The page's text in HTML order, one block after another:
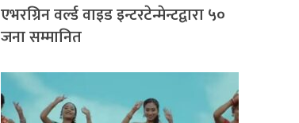
एभरग्रिन वर्ल्ड वाइड इन्टरटेन्मेन्टद्वारा ५०
जना सम्मानित